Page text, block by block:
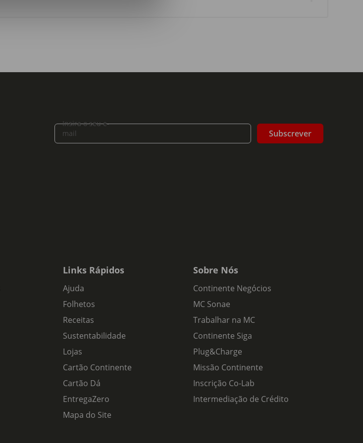
Insira o seu e-
mail
Subscrever
Links Rápidos
Ajuda
Folhetos
Receitas
Sustentabilidade
Lojas
Cartão Continente
Cartão Dá
EntregaZero
Mapa do Site
Sobre Nós
Continente Negócios
MC Sonae
Trabalhar na MC
Continente Siga
Plug&Charge
Missão Continente
Inscrição Co-Lab
Intermediação de Crédito